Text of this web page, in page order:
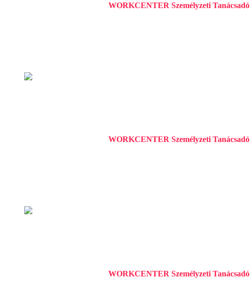
WORKCENTER Személyzeti Tanácsadó
WORKCENTER Személyzeti Tanácsadó
WORKCENTER Személyzeti Tanácsadó